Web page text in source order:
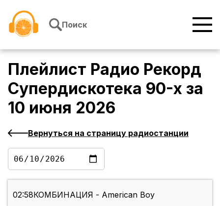
Поиск
Плейлист Радио Рекорд
Супердискотека 90-х за
10 июня 2026
Вернуться на страницу радиостанции
02:58КОМБИНАЦИЯ - American Boy